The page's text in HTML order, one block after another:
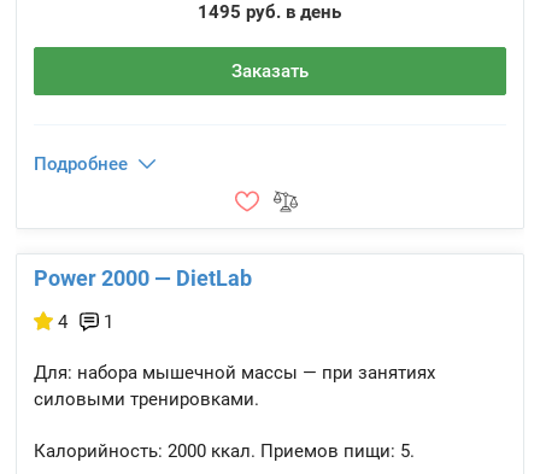
1495 руб. в день
Заказать
Подробнее
Power 2000 — DietLab
4 1
Для: набора мышечной массы — при занятиях
силовыми тренировками.
Калорийность: 2000 ккал. Приемов пищи: 5.